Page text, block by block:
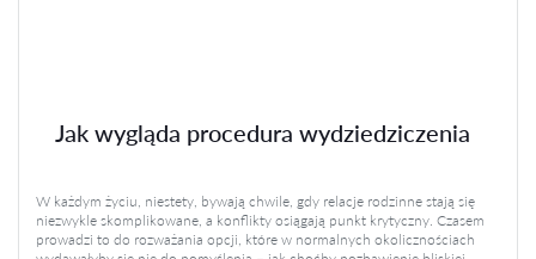
Jak wygląda procedura wydziedziczenia
W każdym życiu, niestety, bywają chwile, gdy relacje rodzinne stają się
niezwykle skomplikowane, a konflikty osiągają punkt krytyczny. Czasem
prowadzi to do rozważania opcji, które w normalnych okolicznościach